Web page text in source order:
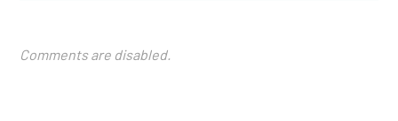
Comments are disabled.